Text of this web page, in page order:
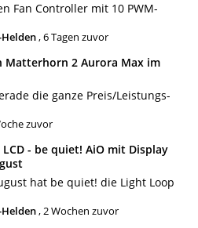
Fan Controller mit 10 PWM-
,6 Tagen zuvor
Matterhorn 2 Aurora Max im
die ganze Preis/Leistungs-
zuvor
- be quiet! AiO mit Display
hat be quiet! die Light Loop
,2 Wochen zuvor